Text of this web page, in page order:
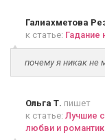
Галиахметова
к статье: Гадание
почему я никак не
Ольга Т. пишет
к статье: Лучшие
любви и